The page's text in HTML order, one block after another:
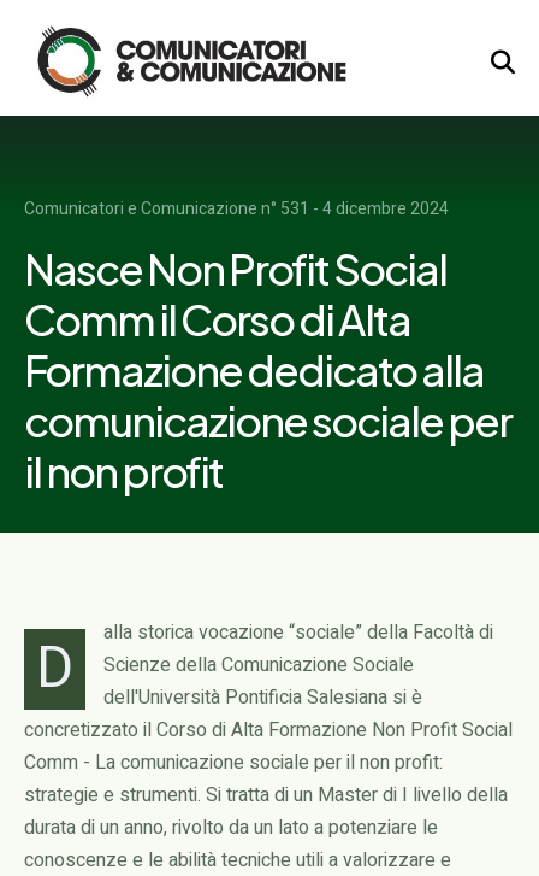
Logo
Comunicatori e Comunicazione n° 531 - 4 dicembre 2024
Nasce Non Profit Social
Comm il Corso di Alta
Formazione dedicato alla
comunicazione sociale per
il non profit
D
alla storica vocazione “sociale” della Facoltà di
Scienze della Comunicazione Sociale
dell'Università Pontificia Salesiana si è
concretizzato il Corso di Alta Formazione Non Profit Social
Comm - La comunicazione sociale per il non profit:
strategie e strumenti. Si tratta di un Master di I livello della
durata di un anno, rivolto da un lato a potenziare le
conoscenze e le abilità tecniche utili a valorizzare e